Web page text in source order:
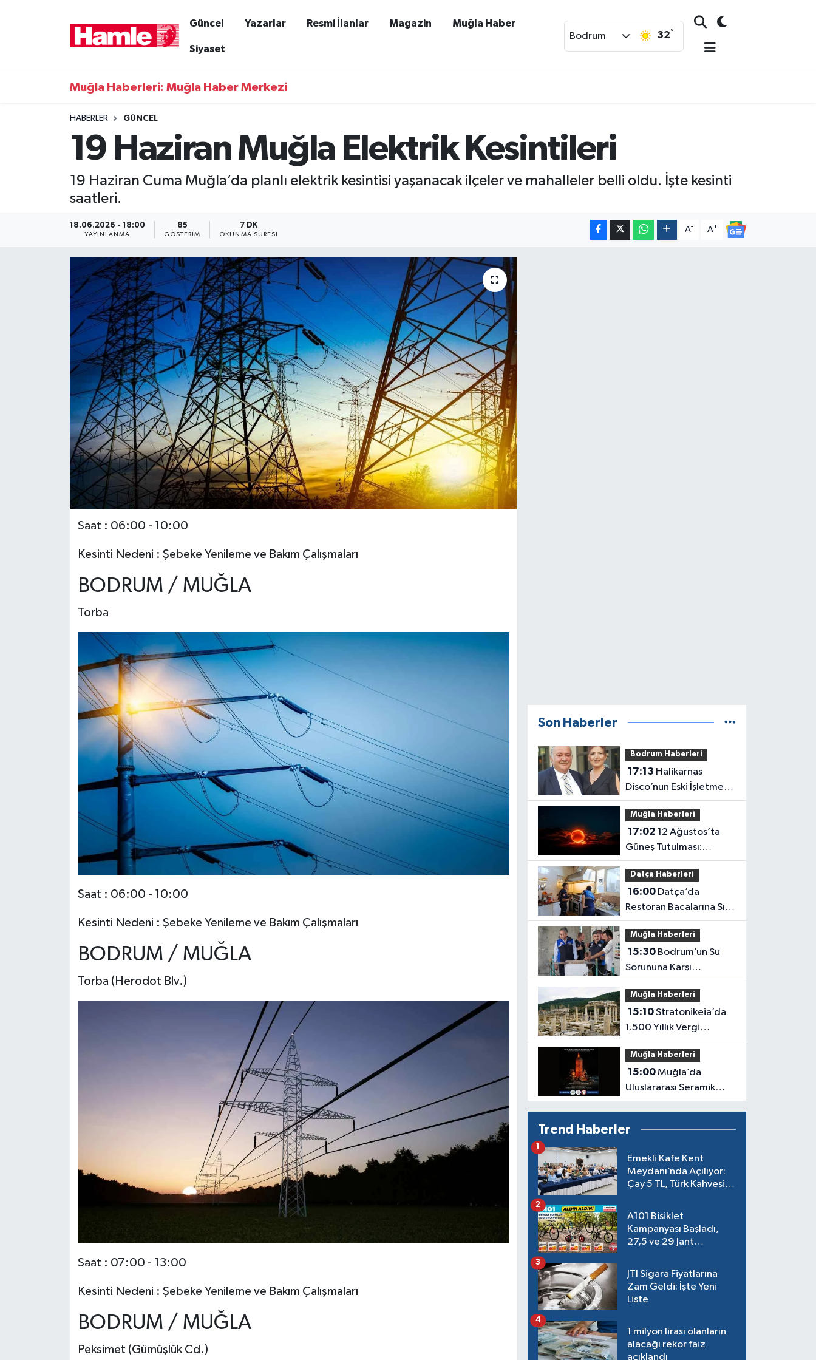
Güncel Yazarlar Resmi İlanlar Magazin Muğla Haber
Siyaset
Bodrum 32°
Muğla Haberleri: Muğla Haber Merkezi
HABERLER GÜNCEL
19 Haziran Muğla Elektrik Kesintileri
19 Haziran Cuma Muğla’da planlı elektrik kesintisi yaşanacak ilçeler ve mahalleler belli oldu. İşte kesinti
saatleri.
18.06.2026 - 18:00
YAYINLANMA
85
GÖSTERIM
7 DK
OKUNMA SÜRESI
A- A+
Saat : 06:00 - 10:00
Kesinti Nedeni : Şebeke Yenileme ve Bakım Çalışmaları
BODRUM / MUĞLA
Torba
Saat : 06:00 - 10:00
Kesinti Nedeni : Şebeke Yenileme ve Bakım Çalışmaları
BODRUM / MUĞLA
Torba (Herodot Blv.)
Saat : 07:00 - 13:00
Kesinti Nedeni : Şebeke Yenileme ve Bakım Çalışmaları
BODRUM / MUĞLA
Peksimet (Gümüşlük Cd.)
Son Haberler
Bodrum Haberleri
17:13
Disco’nun Eski İşletme
Müdürü Zafer Çetinel
Hayatını Kaybetti
Muğla Haberleri
17:02
Güneş Tutulması:
Muğla’dan Görülecek
mi?
Datça Haberleri
16:00Datça’da
Restoran Bacalarına Sıkı
Denetim
Muğla Haberleri
15:30Bodrum’un Su
Sorununa Karşı
Yatırımlar Sürüyor
Muğla Haberleri
15:10Stratonikeia’da
1.500 Yıllık Vergi
Usulsüzlüğü Ortaya
Çıktı
Muğla Haberleri
15:00Muğla’da
Uluslararası Seramik
Buluşması
Trend Haberler
Emekli Kafe Kent
Meydanı’nda Açılıyor:
Çay 5 TL, Türk Kahvesi
1
A101 Bisiklet
Kampanyası Başladı,
27,5 ve 29 Jant
2
JTI Sigara Fiyatlarına
Zam Geldi: İşte Yeni
Liste
3
1 milyon lirası olanların
alacağı rekor faiz
açıklandı
4
Magazin
Siyaset
Muğla Nöbetçi Eczaneler
Muğla Trafik Yoğunluk Haritası
Tüm Manşetler
Son Dakika Haberleri